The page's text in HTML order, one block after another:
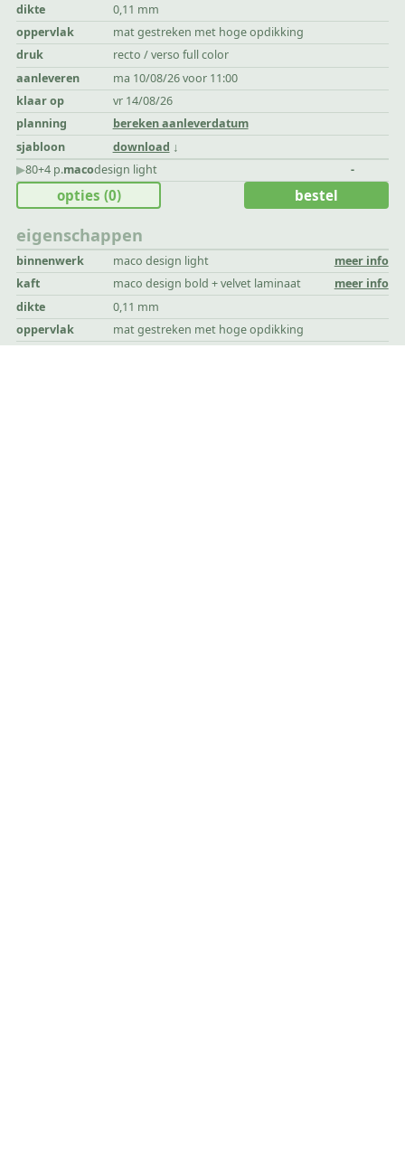
dikte
0,11 mm
oppervlak
mat gestreken met hoge opdikking
druk
recto / verso full color
aanleveren
ma 10/08/26 voor 11:00
klaar op
vr 14/08/26
planning
bereken aanleverdatum
sjabloon
download
▶︎80+4 p.macodesign light -
eigenschappen
binnenwerk maco design light
meer info
kaft
maco design bold + velvet laminaat
meer info
dikte
0,11 mm
oppervlak
mat gestreken met hoge opdikking
opties (0) bestel